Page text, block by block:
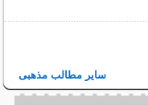
سایر مطالب مذهبی